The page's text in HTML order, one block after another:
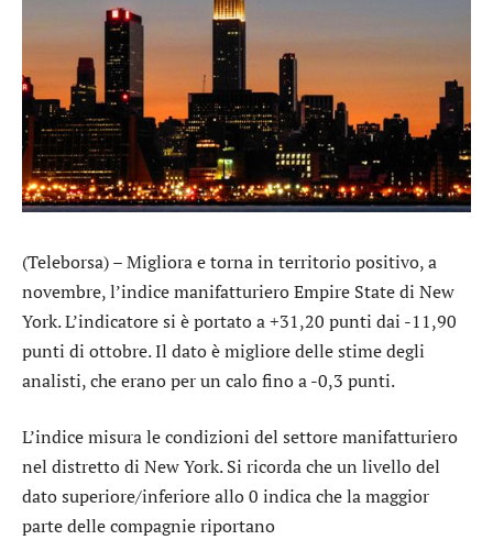
(Teleborsa) – Migliora e torna in territorio positivo, a
novembre, l’indice manifatturiero Empire State di New
York. L’indicatore si è portato a +31,20 punti dai -11,90
punti di ottobre. Il dato è migliore delle stime degli
analisti, che erano per un calo fino a -0,3 punti.
L’indice misura le condizioni del settore manifatturiero
nel distretto di New York. Si ricorda che un livello del
dato superiore/inferiore allo 0 indica che la maggior
parte delle compagnie riportano